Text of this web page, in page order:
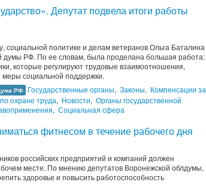
Депутат подвела итоги работы
социальной политике и делам ветеранов Ольга Баталина
думы РФ. По ее словам, была проделана большая работа:
которые регулируют трудовые взаимоотношения,
меры социальной поддержки.
РФ Государственные органы, Законы, Компенсации за
охране труда, Новости, Органы государственной
, Социальная сфера
фитнесом в течение рабочего дня
российских предприятий и компаний должен
месте. По мнению депутатов Воронежской облдумы,
здоровье и повысить работоспособность